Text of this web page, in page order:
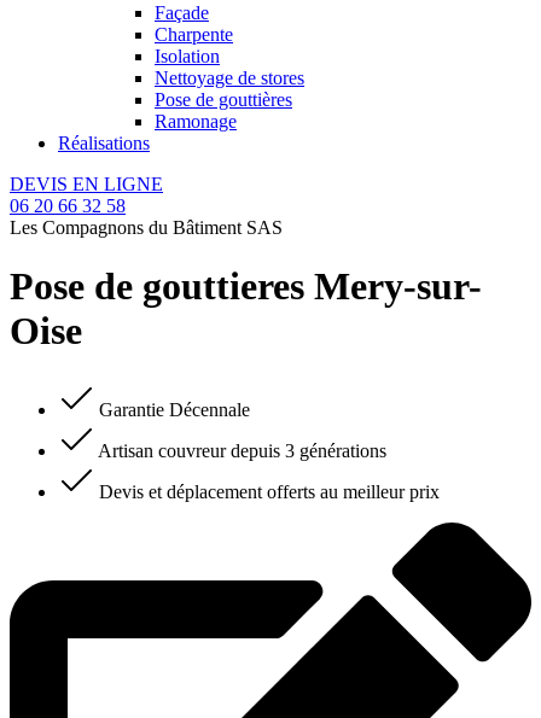
Façade
Charpente
Isolation
Nettoyage de stores
Pose de gouttières
Ramonage
Réalisations
DEVIS EN LIGNE
06 20 66 32 58
Les Compagnons du Bâtiment SAS
Pose de gouttieres Mery-sur-
Oise
Garantie Décennale
Artisan couvreur depuis 3 générations
Devis et déplacement offerts au meilleur prix